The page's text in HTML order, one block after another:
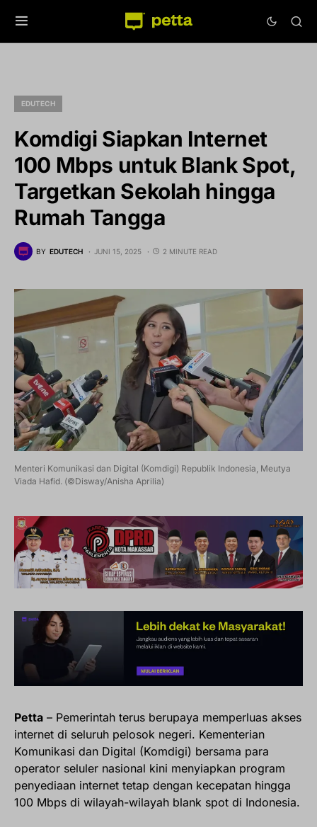
EDUTECH
Komdigi Siapkan Internet
100 Mbps untuk Blank Spot,
Targetkan Sekolah hingga
Rumah Tangga
BY EDUTECH JUNI 15, 2025 2 MINUTE READ
Menteri Komunikasi dan Digital (Komdigi) Republik Indonesia, Meutya
Viada Hafid. (©Disway/Anisha Aprilia)
Petta – Pemerintah terus berupaya memperluas akses
internet di seluruh pelosok negeri. Kementerian
Komunikasi dan Digital (Komdigi) bersama para
operator seluler nasional kini menyiapkan program
penyediaan internet tetap dengan kecepatan hingga
100 Mbps di wilayah-wilayah blank spot di Indonesia.